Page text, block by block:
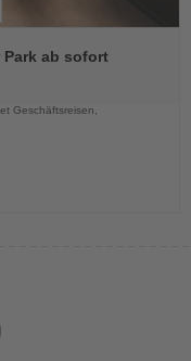
Park ab sofort
Geschäftsreisen,